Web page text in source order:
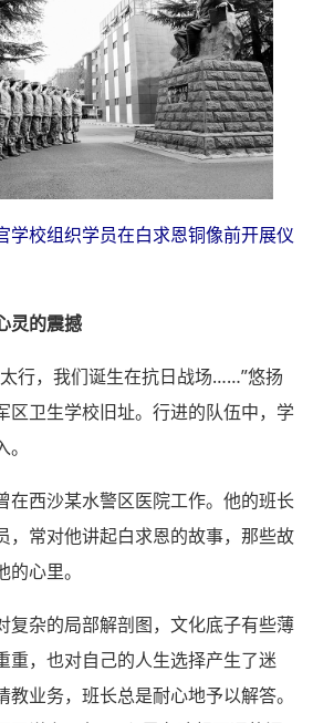
学校组织学员在白求恩铜像前开展仪
灵的震撼
行，我们诞生在抗日战场……”悠扬
区卫生学校旧址。行进的队伍中，学
在西沙某水警区医院工作。他的班长
，常对他讲起白求恩的故事，那些故
心里。
复杂的局部解剖图，文化底子有些薄
重，也对自己的人生选择产生了迷
业务，班长总是耐心地予以解答。